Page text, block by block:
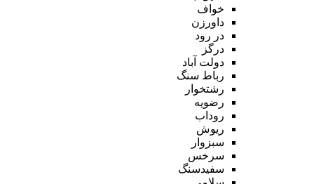
خواف
داورزن
در رود
درگز
دولت آباد
رباط سنگ
رشتخوار
رضویه
روداب
ریوش
سبزوار
سرخس
سفیدسنگ